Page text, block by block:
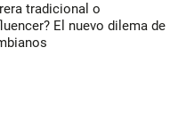
tradicional o
El nuevo dilema de